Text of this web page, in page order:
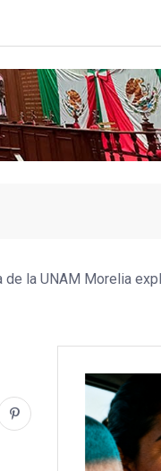
RECONSTRUCCIÓN
la UNAM Morelia